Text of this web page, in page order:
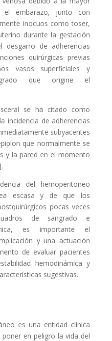
el embarazo, junto con
inocuos como toser,
durante la gestación
desgarro de adherencias
quirúrgicas previas
vasos superficiales y
que origine el
se ha citado como
incidencia de adherencias
subyacentes
que normalmente se
y la pared en el momento
del hemoperitoneo
escasa y de que los
pocas veces
de sangrado e
es importante el
y una actuación
de evaluar pacientes
hemodinámica y
sugestivas.
es una entidad clínica
en peligro la vida del